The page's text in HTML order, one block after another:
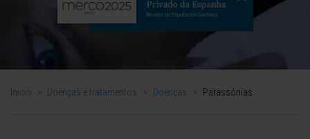
Inicio > Doenças e tratamentos > Doenças > Parassónias